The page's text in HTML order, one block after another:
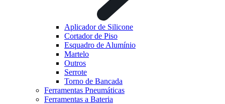
Aplicador de Silicone
Cortador de Piso
Esquadro de Alumínio
Martelo
Outros
Serrote
Torno de Bancada
Ferramentas Pneumáticas
Ferramentas a Bateria